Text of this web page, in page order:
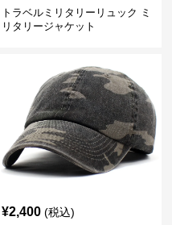
トラベルミリタリーリュック ミ
リタリージャケット
¥2,400 (税込)